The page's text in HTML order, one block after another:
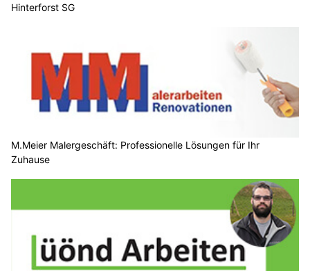
Hinterforst SG
M.Meier Malergeschäft: Professionelle Lösungen für Ihr
Zuhause